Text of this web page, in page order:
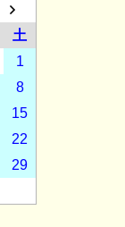
土
1
8
15
22
29